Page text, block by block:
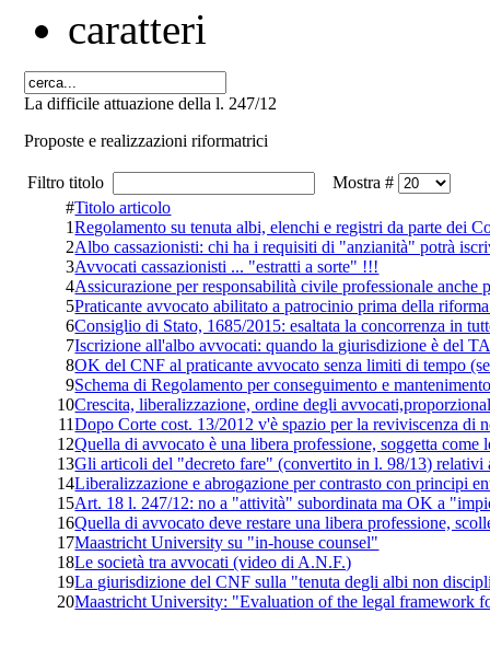
La difficile attuazione della l. 247/12
Proposte e realizzazioni riformatrici
Filtro titolo
Mostra #
#Titolo articolo
1Regolamento su tenuta albi, elenchi e registri da parte dei
2Albo cassazionisti: chi ha i requisiti di "anzianità" potrà
3Avvocati cassazionisti ... "estratti a sorte" !!!
4Assicurazione per responsabilità civile professionale anche
5Praticante avvocato abilitato a patrocinio prima della
6Consiglio di Stato, 1685/2015: esaltata la concorrenza in
7Iscrizione all'albo avvocati: quando la giurisdizione è del
8OK del CNF al praticante avvocato senza limiti di tempo
9Schema di Regolamento per conseguimento e
10Crescita, liberalizzazione, ordine degli
11Dopo Corte cost. 13/2012 v'è spazio per la reviviscenza di
12Quella di avvocato è una libera professione, soggetta come
13Gli articoli del "decreto fare" (convertito in l. 98/13) relativi
14Liberalizzazione e abrogazione per contrasto con principi
15Art. 18 l. 247/12: no a "attività" subordinata ma OK a
16Quella di avvocato deve restare una libera professione,
17Maastricht University su "in-house counsel"
18Le società tra avvocati (video di A.N.F.)
19La giurisdizione del CNF sulla "tenuta degli albi non
20Maastricht University: "Evaluation of the legal framework